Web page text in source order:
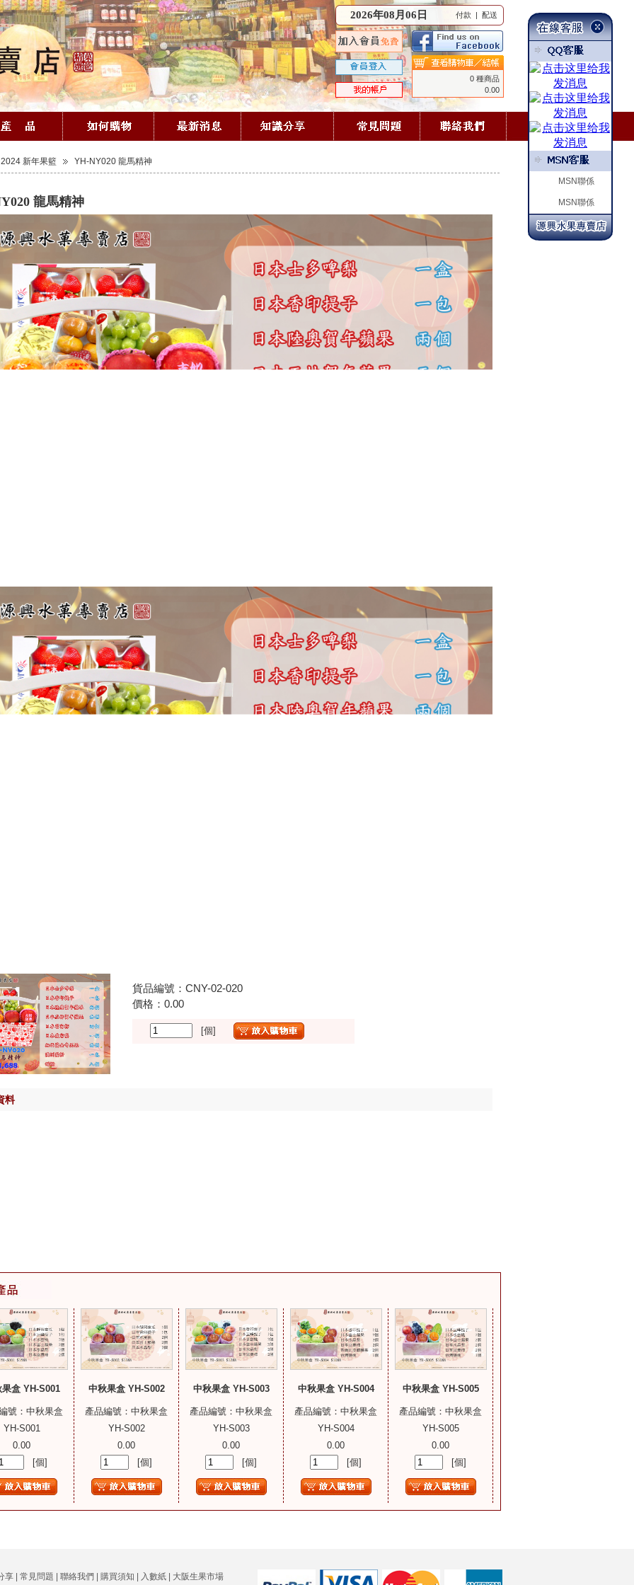
2026年08月06日 付款 | 配送
0 種商品
0.00
2024 新年果籃 YH-NY020 龍馬精神
龍馬精神
貨品編號：CNY-02-020
價格： 0.00
[個]
料
盒 YH-S001
號：中秋果盒
YH-S001
0.00
[個]
中秋果盒 YH-S002
產品編號：中秋果盒
YH-S002
0.00
[個]
中秋果盒 YH-S003
產品編號：中秋果盒
YH-S003
0.00
[個]
中秋果盒 YH-S004
產品編號：中秋果盒
YH-S004
0.00
[個]
中秋果盒 YH-S005
產品編號：中秋果盒
YH-S005
0.00
[個]
享 常見問題 聯絡我們 購買須知 入數紙 大阪生果市場
MSN聯係
MSN聯係